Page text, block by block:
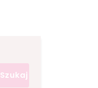
Szukaj